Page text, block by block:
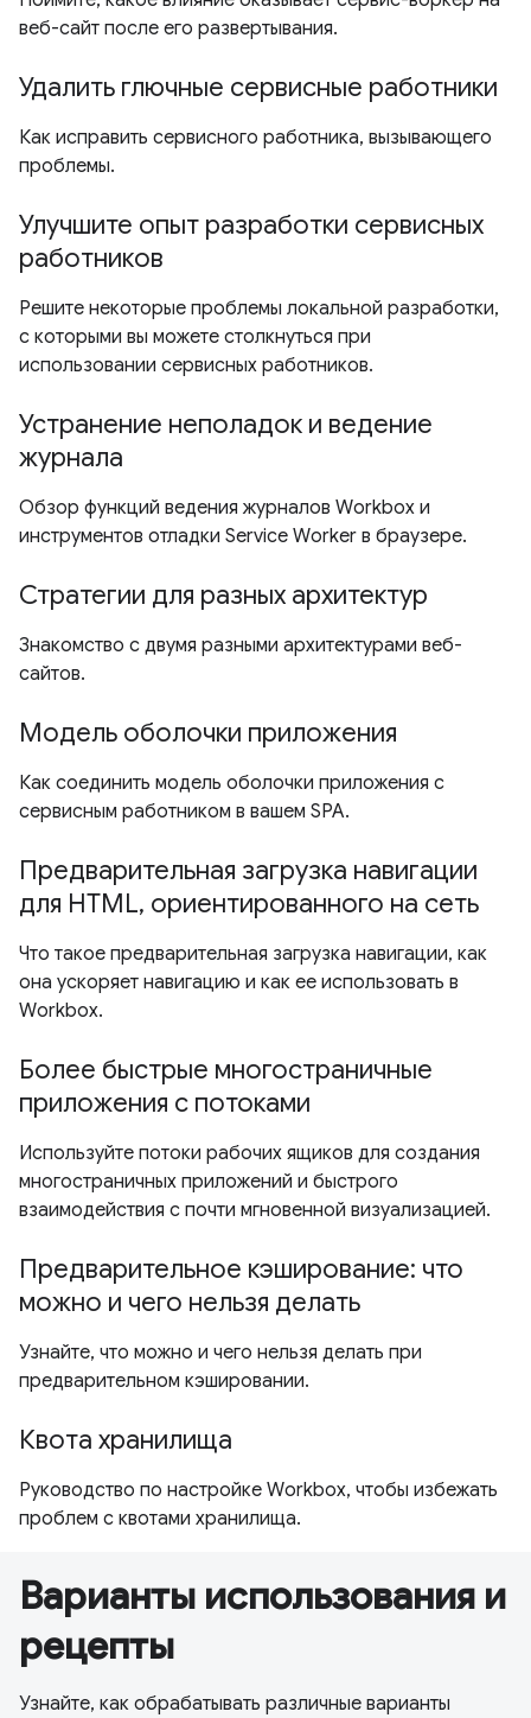
веб-сайт после его развертывания.
Удалить глючные сервисные работники
Как исправить сервисного работника, вызывающего
проблемы.
Улучшите опыт разработки сервисных
работников
Решите некоторые проблемы локальной разработки,
с которыми вы можете столкнуться при
использовании сервисных работников.
Устранение неполадок и ведение
журнала
Обзор функций ведения журналов Workbox и
инструментов отладки Service Worker в браузере.
Стратегии для разных архитектур
Знакомство с двумя разными архитектурами веб-
сайтов.
Модель оболочки приложения
Как соединить модель оболочки приложения с
сервисным работником в вашем SPA.
Предварительная загрузка навигации
для HTML, ориентированного на сеть
Что такое предварительная загрузка навигации, как
она ускоряет навигацию и как ее использовать в
Workbox.
Более быстрые многостраничные
приложения с потоками
Используйте потоки рабочих ящиков для создания
многостраничных приложений и быстрого
взаимодействия с почти мгновенной визуализацией.
Предварительное кэширование: что
можно и чего нельзя делать
Узнайте, что можно и чего нельзя делать при
предварительном кэшировании.
Квота хранилища
Руководство по настройке Workbox, чтобы избежать
проблем с квотами хранилища.
Варианты использования и
рецепты
Узнайте, как обрабатывать различные варианты